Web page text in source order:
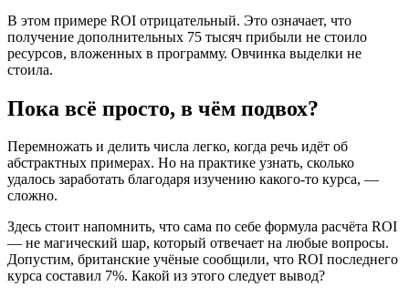
В этом примере ROI отрицательный. Это означает, что
получение дополнительных 75 тысяч прибыли не стоило
ресурсов, вложенных в программу. Овчинка выделки не
стоила.
Пока всё просто, в чём подвох?
Перемножать и делить числа легко, когда речь идёт об
абстрактных примерах. Но на практике узнать, сколько
удалось заработать благодаря изучению какого-то курса, —
сложно.
Здесь стоит напомнить, что сама по себе формула расчёта ROI
— не магический шар, который отвечает на любые вопросы.
Допустим, британские учёные сообщили, что ROI последнего
курса составил 7%. Какой из этого следует вывод?